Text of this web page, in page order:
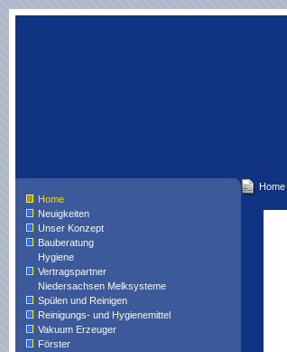
Home
Neuigkeiten
Unser Konzept
Bauberatung
Hygiene
Vertragspartner
Niedersachsen Melksysteme
Spülen und Reinigen
Reinigungs- und Hygienemittel
Vakuum Erzeuger
Förster
Home